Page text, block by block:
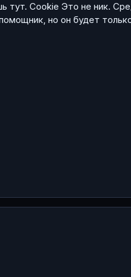
тут. Cookie Это не ник.
но он будет